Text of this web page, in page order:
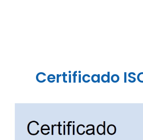
Certificado